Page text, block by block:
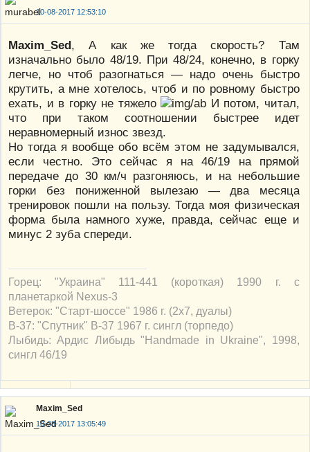
10-08-2017 12:53:10
Maxim_Sed, А как же тогда скорость? Там
изначально было 48/19. При 48/24, конечно, в горку
легче, но чтоб разогнаться — надо очень быстро
крутить, а мне хотелось, чтоб и по ровному быстро
ехать, и в горку не тяжело
И потом, читал,
что при таком соотношении быстрее идет
неравномерный износ звезд.
Но тогда я вообще обо всём этом не задумывался,
если честно. Это сейчас я на 46/19 на прямой
передаче до 30 км/ч разгоняюсь, и на небольшие
горки без пониженной вылезаю — два месяца
тренировок пошли на пользу. Тогда моя физическая
форма была намного хуже, правда, сейчас еще и
минус 2 зуба спереди.
Горец: "Украина" 111-441 (короткая) 1990 г. с
планетаркой Nexus-3
Ветерок: "Старт-шоссе" 1986 г. (2х7, дуалы)
В-37: "Спутник" В-37 1967 г. сингл (торпедо)
Лыбидь: Ардис Либыдь "Handmade in Ukraine", 1998,
сингл 46/19
Maxim_Sed
10-08-2017 13:05:49